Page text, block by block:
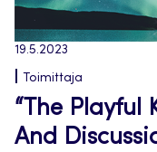
19.5.2023
Toimittaja
“The Playful
And